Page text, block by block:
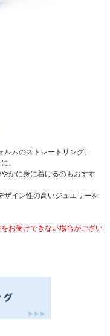
ムのストレートリング。
。
かに身に着けるのもおすす
ザイン性の高いジュエリーを
お受けできない場合がござい